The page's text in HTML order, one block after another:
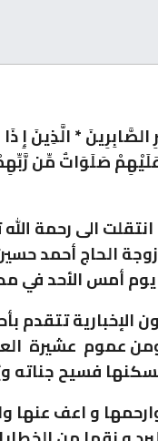
* الَّذِينَ إِ
صَلَوَاتٌ مِّن
انتقلت الى رحمة
زوجة الحاج أحمد
أمس الأحد في
الإخبارية تتقدم
عموم عشيرة
فسيح جناته
وارحمها و اعف